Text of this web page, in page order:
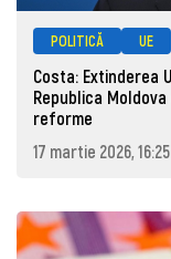
POLITICĂ UE
Costa: Extinderea
Republica
reforme
17 martie 2026, 16:25